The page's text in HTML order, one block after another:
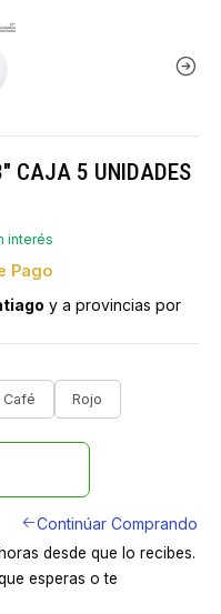
CAJA 5 UNIDADES
interés
Pago
y a provincias por
Café Rojo
Continúar Comprando
desde que lo recibes.
esperas o te